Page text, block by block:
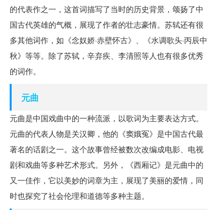
的代表作之一，这首词描写了当时的历史背景，颂扬了中
国古代英雄的气概，展现了作者的壮志豪情。苏轼还有很
多其他词作，如《念奴娇·赤壁怀古》、《水调歌头·丙辰中
秋》等等。除了苏轼，辛弃疾、李清照等人也有很多优秀
的词作。
元曲
元曲是中国戏曲中的一种流派，以歌词为主要表达方式。
元曲的代表人物是关汉卿，他的《窦娥冤》是中国古代最
著名的话剧之一。这个故事曾经被数次改编成电影、电视
剧和戏曲等多种艺术形式。另外，《西厢记》是元曲中的
又一佳作，它以美妙的词章为主，展现了美丽的爱情，同
时也探究了社会伦理和道德等多种主题。